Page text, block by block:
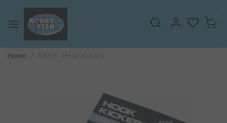
0
Home NASH - Hook Kickers